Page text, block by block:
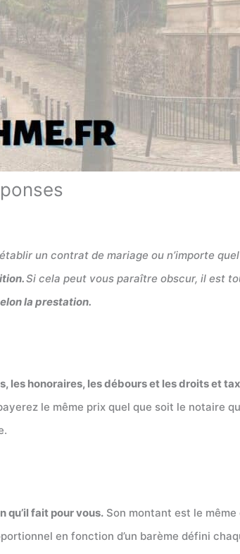
un contrat de mariage ou n’importe
Si cela peut vous paraître obscur, il est
la prestation.
les honoraires, les débours et les droits et
le même prix quel que soit le notaire
qu’il fait pour vous. Son montant est le
en fonction d’un barème défini